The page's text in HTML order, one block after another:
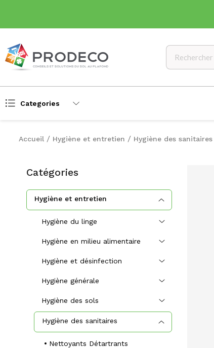
Categories
Accueil Hygiène et entretien Hygiène des sanitaires
Catégories
Hygiène et entretien
Hygiène du linge
Hygiène en milieu alimentaire
Hygiène et désinfection
Hygiène générale
Hygiène des sols
Hygiène des sanitaires
Nettoyants Détartrants